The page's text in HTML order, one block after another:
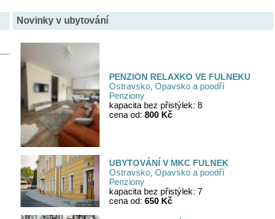
Novinky v ubytování
PENZION RELAXKO VE FULNEKU
Ostravsko, Opavsko a poodří
Penziony
kapacita bez přistýlek: 8
cena od: 800 Kč
UBYTOVÁNÍ V MKC FULNEK
Ostravsko, Opavsko a poodří
Penziony
kapacita bez přistýlek: 7
cena od: 650 Kč